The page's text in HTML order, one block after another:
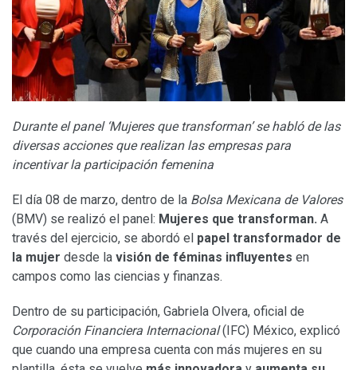
Durante el panel ‘Mujeres que transforman’ se habló de las
diversas acciones que realizan las empresas para
incentivar la participación femenina
El día 08 de marzo, dentro de la Bolsa Mexicana de Valores
(BMV) se realizó el panel: Mujeres que transforman. A
través del ejercicio, se abordó el papel transformador de
la mujer desde la visión de féminas influyentes en
campos como las ciencias y finanzas.
Dentro de su participación, Gabriela Olvera, oficial de
Corporación Financiera Internacional(IFC) México, explicó
que cuando una empresa cuenta con más mujeres en su